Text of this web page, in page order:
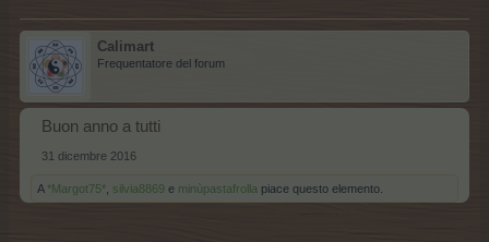
Calimart
Frequentatore del forum
Buon anno a tutti
31 dicembre 2016
A *Margot75* silvia8869 e minùpastafrolla piace questo elemento.